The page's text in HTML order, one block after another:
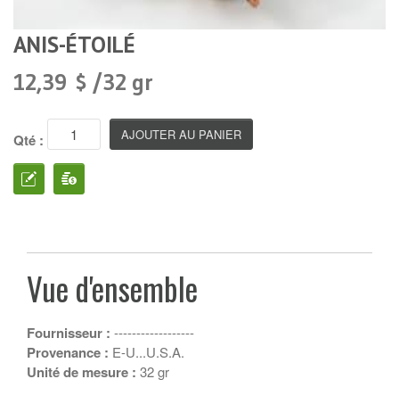
ANIS-ÉTOILÉ
12,39 $ /32 gr
Qté :
Vue d'ensemble
Fournisseur : ------------------
Provenance : E-U...U.S.A.
Unité de mesure : 32 gr